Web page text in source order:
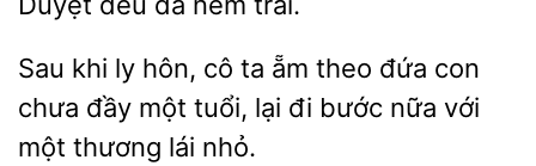
Sau khi ly hôn, cô ta ẵm theo
con
chưa
một tuổi, lại đi bước nữa với
thương lái nhỏ.